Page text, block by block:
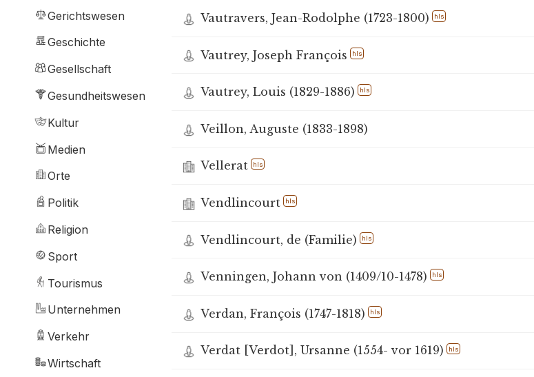
Gerichtswesen
Geschichte
Gesellschaft
Gesundheitswesen
Kultur
Medien
Orte
Politik
Religion
Sport
Tourismus
Unternehmen
Verkehr
Wirtschaft
Vautravers, Jean-Rodolphe (1723-1800) hls
Vautrey, Joseph François hls
Vautrey, Louis (1829-1886) hls
Veillon, Auguste (1833-1898)
Vellerat hls
Vendlincourt hls
Vendlincourt, de (Familie) hls
Venningen, Johann von (1409/10-1478) hls
Verdan, François (1747-1818) hls
Verdat [Verdot], Ursanne (1554- vor 1619) hls